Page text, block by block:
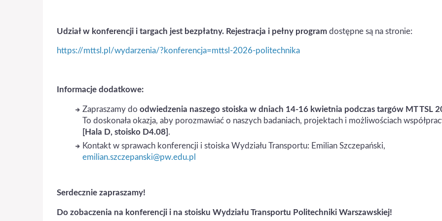
Udział w konferencji i targach jest bezpłatny. Rejestracja i pełny program dostępne są na stronie:
https://mttsl.pl/wydarzenia/?konferencja=mttsl-2026-politechnika
Informacje dodatkowe:
Zapraszamy doodwiedzenia naszego stoiska w dniach 14-16 kwietnia podczas targów MT TSL
To doskonała okazja, aby porozmawiać o naszych badaniach, projektach i możliwościach
[Hala D, stoisko D4.08] .
Kontakt w sprawach konferencji i stoiska Wydziału Transportu: Emilian Szczepański,
emilian.szczepanski@pw.edu.pl
Serdecznie zapraszamy!
Do zobaczenia na konferencji i na stoisku Wydziału Transportu Politechniki Warszawskiej!